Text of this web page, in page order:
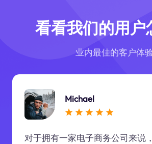
看看我们的用户
业内最佳的客户体
Michael
对于拥有一家电子商务公司来说